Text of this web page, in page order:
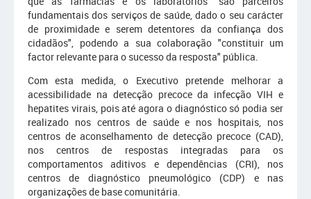
fundamentais dos serviços de saúde, dado o seu carácter
de proximidade e serem detentores da confiança dos
cidadãos", podendo a sua colaboração "constituir um
factor relevante para o sucesso da resposta" pública.
Com esta medida, o Executivo pretende melhorar a
acessibilidade na detecção precoce da infecção VIH e
hepatites virais, pois até agora o diagnóstico só podia ser
realizado nos centros de saúde e nos hospitais, nos
centros de aconselhamento de detecção precoce (CAD),
nos centros de respostas integradas para os
comportamentos aditivos e dependências (CRI), nos
centros de diagnóstico pneumológico (CDP) e nas
organizações de base comunitária.